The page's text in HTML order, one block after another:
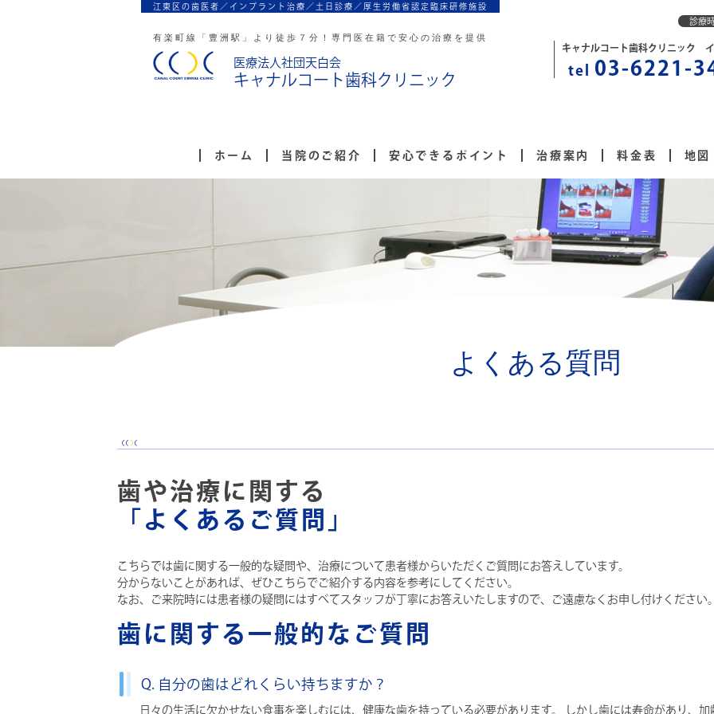
江東区の歯医者／インプラント治療／ 土日診療／厚生労働省認定臨床研修施設
有楽町線「豊洲駅」より徒歩７分！ 専門医在籍で安心の治療を提供
医療法人社団天白会
キャナルコート歯科クリニック
診療
キャナルコート歯科クリニック
tel 03-6221-
ホーム 当院のご紹介 安心できるポイント 治療案内 料金表 地図
よくある質問
歯や治療に関する
「よくあるご質問」
こちらでは歯に関する一般的な疑問や、治療について患者様からいただくご質問にお答えしています。
分からないことがあれば、ぜひこちらでご紹介する内容を参考にしてください。
なお、ご来院時には患者様の疑問にはすべてスタッフが丁寧にお答えいたしますので、ご遠慮なくお申し付けください。
歯に関する一般的なご質問
Q. 自分の歯はどれくらい持ちますか？
日々の生活に欠かせない食事を楽しむには、健康な歯を持っている必要があります。 しかし歯には寿命があり、加